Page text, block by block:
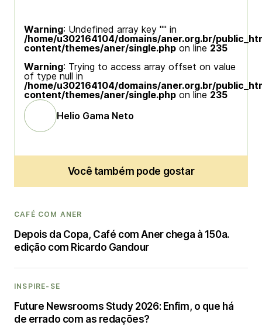
Warning: Undefined array key "" in
/home/u302164104/domains/aner.org.br/
content/themes/aner/single.php on line 235
Warning: Trying to access array offset on value
of type null in
/home/u302164104/domains/aner.org.br/
content/themes/aner/single.php on line 235
Helio Gama Neto
Você também pode gostar
CAFÉ COM ANER
Depois da Copa, Café com Aner chega à 150a.
edição com Ricardo Gandour
INSPIRE-SE
Future Newsrooms Study 2026: Enfim, o que há
de errado com as redações?